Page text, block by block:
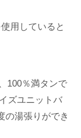
用していると
100％満タンで
ズユニットバ
の湯張りができ